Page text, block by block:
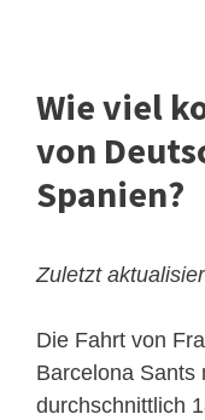
Wie viel
von
Spanien?
Zuletzt
Die Fahrt von
Barcelona Sants
durchschnittlich